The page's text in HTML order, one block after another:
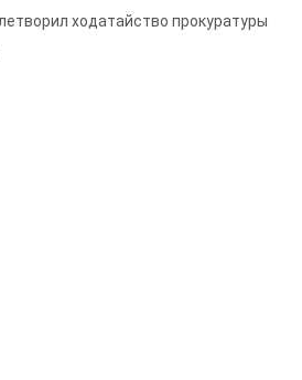
ходатайство прокуратуры